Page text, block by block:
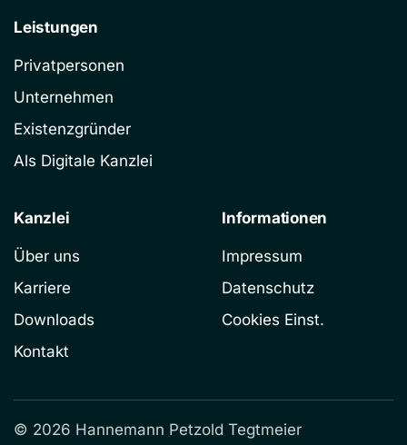
Leistungen
Privatpersonen
Unternehmen
Existenzgründer
Als Digitale Kanzlei
Kanzlei
Über uns
Karriere
Downloads
Kontakt
Informationen
Impressum
Datenschutz
Cookies Einst.
© 2026 Hannemann Petzold Tegtmeier